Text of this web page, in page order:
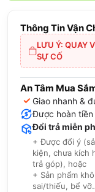
Thông Tin Vận
LƯU Ý: QUAY
SỰ CỐ
An Tâm Mua
✓ Giao nhanh &
Được hoàn tiền
Đổi trả miễn
+ Được đổi ý
kiện, chưa kích
trả góp), hoặc
+ Sản phẩm
sai/thiếu, bể